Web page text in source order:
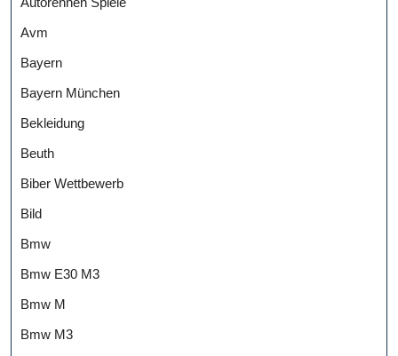
Avm
Bayern
Bayern München
Bekleidung
Beuth
Biber Wettbewerb
Bild
Bmw
Bmw E30 M3
Bmw M
Bmw M3